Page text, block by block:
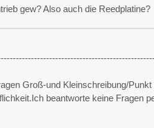
gew? Also auch die Reedplatine?
Groß-und Kleinschreibung/
beantworte keine Fragen